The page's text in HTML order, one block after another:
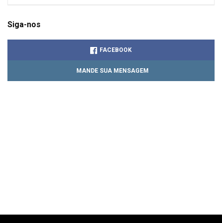
Siga-nos
FACEBOOK
MANDE SUA MENSAGEM